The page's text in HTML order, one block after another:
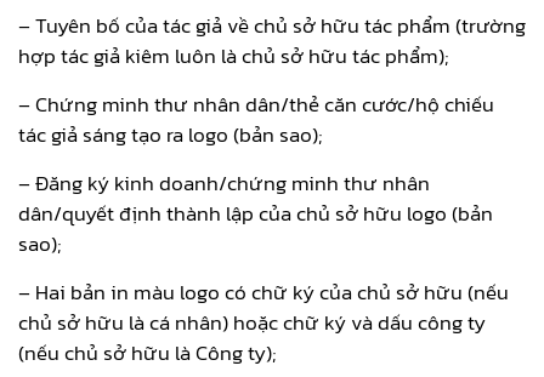
– Tuyên bố của tác giả về chủ sở hữu tác phẩm (trường
hợp tác giả kiêm luôn là chủ sở hữu tác phẩm);
– Chứng minh thư nhân dân/thẻ căn cước/hộ chiếu
tác giả sáng tạo ra logo (bản sao);
– Đăng ký kinh doanh/chứng minh thư nhân
dân/quyết định thành lập của chủ sở hữu logo (bản
sao);
– Hai bản in màu logo có chữ ký của chủ sở hữu (nếu
chủ sở hữu là cá nhân) hoặc chữ ký và dấu công ty
(nếu chủ sở hữu là Công ty);